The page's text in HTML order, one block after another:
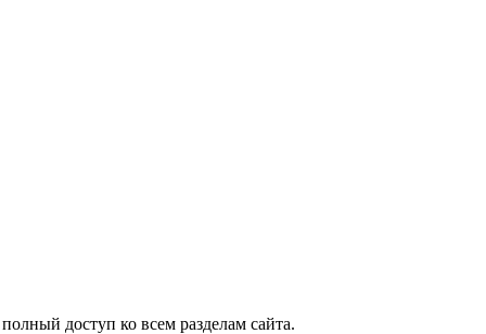
доступ ко всем разделам сайта.